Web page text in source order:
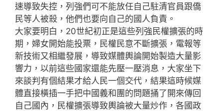
速導致失控，列強們可不能放任自己駐清官員跟僑
民等人被殺，他們也要向自己的國人負責。
大家要明白，20世紀初正是這些列強民權擴張的時
期，婦女開始能投票，民權民意不斷擴張，電報等
新技術又相繼發展，導致媒體輿論開始製造大量影
響力，以前這些國家還能先壓一壓消息，大家坐下
來談判有個結果才給人民一個交代，結果這時候媒
體直接橫插一手把中國義和團的問題捅了開來傳回
自己國內，民權擴張導致輿論被大量炒作，各國政